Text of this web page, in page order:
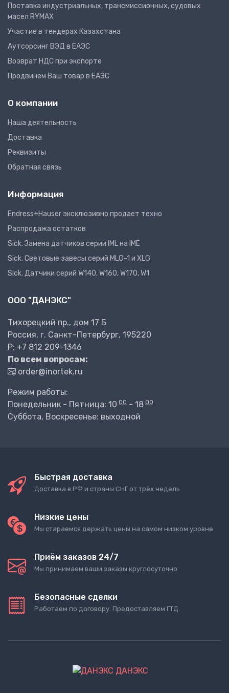
Поставка индустриальных, трансмиссионных, судовых
масел RYMAX
Участие в тендерах Казахстана
Аутсорсинг ВЭД в ЕАЭС
Возврат НДС при экспорте
Продвинем Ваш товар в ЕАЭС
О компании
Наша деятельность
Доставка
Реквизиты
Обратная связь
Информация
Endress+Hauser эксклюзивно продает техно
Распродажа остатков
Sick. Замена датчиков серии IML на IME
Sick. Световые завесы серий MLG-1 и XLG
Sick. Датчики серий W140, W160, W170, W1
ООО "ДАНЭКС"
Тихорецкий пр., дом 17 Б
Россия, г. Санкт-Петербург, 195220
P: +7 812 209-1346
По всем вопросам:
order@inortek.ru
Режим работы:
Понедельник - Пятница: 10 00 - 18 00
Суббота, Воскресенье: выходной
Быстрая доставка
Доставка в РФ и страны СНГ от трёх недель
Низкие цены
Мы стараемся держать цены на самом низком уровне
Приём заказов 24/7
Мы принимаем ваши заказы круглосуточно
Безопасные сделки
Работаем по договору. Предоставляем ГТД.
ДАНЭКС